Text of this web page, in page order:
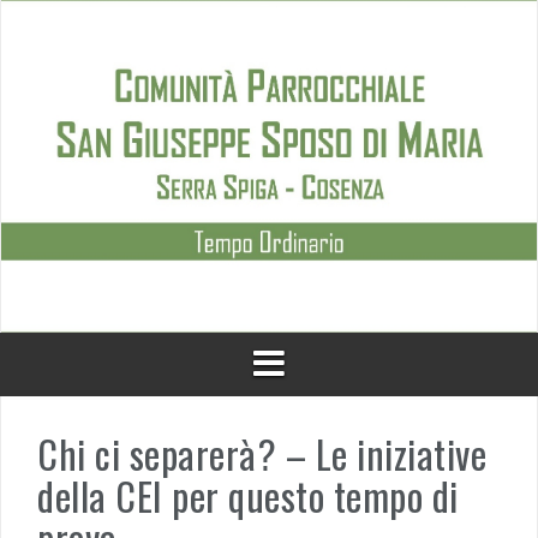
Chi ci separerà? – Le iniziative
della CEI per questo tempo di